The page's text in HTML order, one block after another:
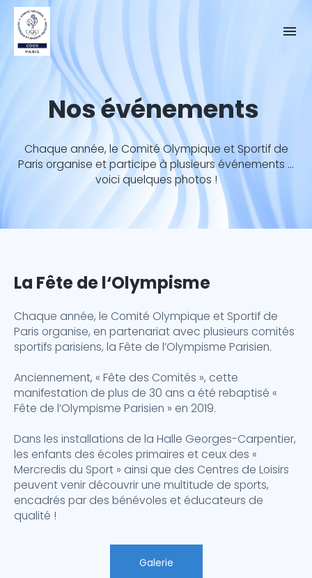
Nos événements
Chaque année, le Comité Olympique et Sportif de
Paris organise et participe à plusieurs événements ...
voici quelques photos !
La Fête de l‘Olympisme
Chaque année, le Comité Olympique et Sportif de
Paris organise, en partenariat avec plusieurs comités
sportifs parisiens, la Fête de l’Olympisme Parisien.
Anciennement, « Fête des Comités », cette
manifestation de plus de 30 ans a été rebaptisé «
Fête de l’Olympisme Parisien » en 2019.
Dans les installations de la Halle Georges-Carpentier,
les enfants des écoles primaires et ceux des «
Mercredis du Sport » ainsi que des Centres de Loisirs
peuvent venir découvrir une multitude de sports,
encadrés par des bénévoles et éducateurs de
qualité !
Galerie